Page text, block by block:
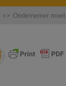
>> Ondernemer